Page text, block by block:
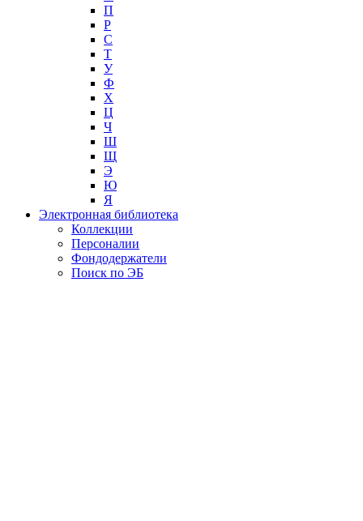
П
Р
С
Т
У
Ф
Х
Ц
Ч
Ш
Щ
Э
Ю
Я
Электронная библиотека
Коллекции
Персоналии
Фондодержатели
Поиск по ЭБ